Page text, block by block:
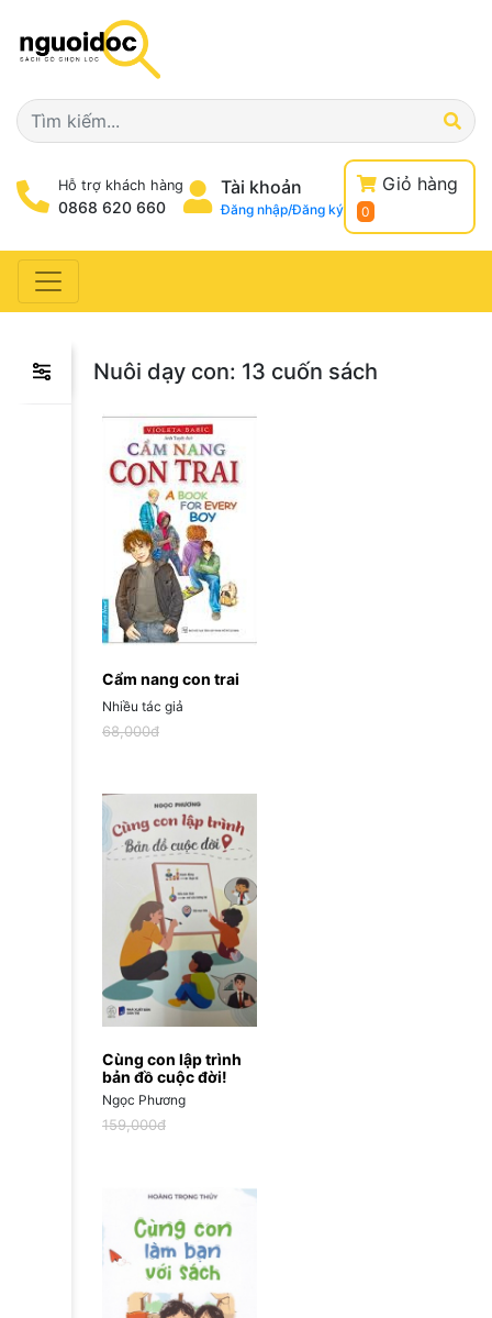
Hỗ trợ khách hàng
0868 620 660
Tài khoản
Đăng nhập/Đăng ký
Giỏ hàng
0
Nuôi dạy con: 13 cuốn sách
Cẩm nang con trai
Nhiều tác giả
68,000đ
Cùng con lập trình
bản đồ cuộc đời!
Ngọc Phương
159,000đ